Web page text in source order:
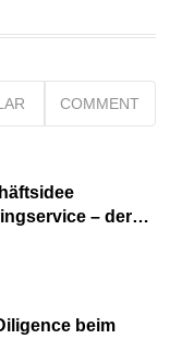
COMMENT
– der
beim